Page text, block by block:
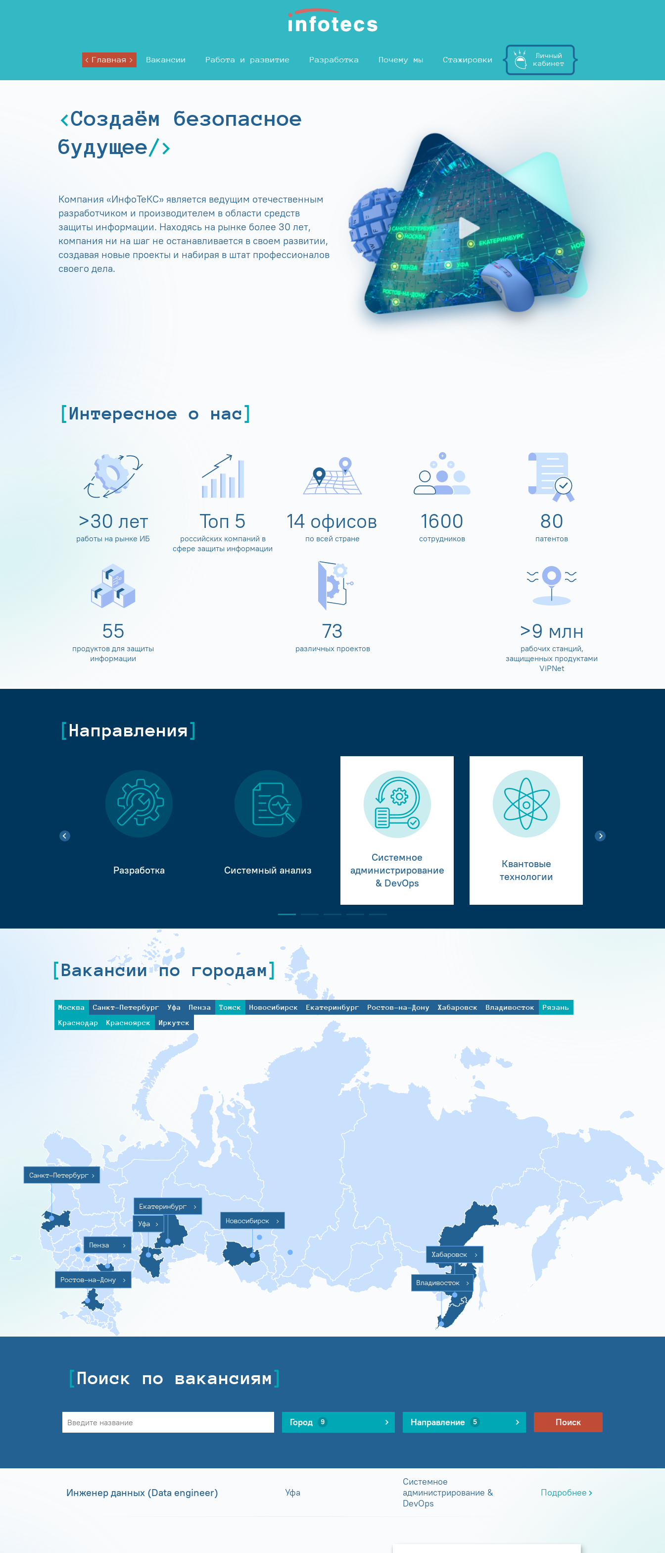
Главная Вакансии Работа и развитие Разработка Почему мы Стажировки
Личный
кабинет
Создаём безопасное
будущее
Компания «ИнфоТеКС» является ведущим отечественным
разработчиком и производителем в области средств
защиты информации. Находясь на рынке более 30 лет,
компания ни на шаг не останавливается в своем развитии,
создавая новые проекты и набирая в штат профессионалов
своего дела.
Интересное о нас
>30 лет
работы на рынке ИБ
Топ 5
российских компаний в
сфере защиты информации
14 офисов
по всей стране
1600
сотрудников
80
патентов
60
продуктов для защиты
информации
80
различных проектов
>10 млн
рабочих станций,
защищенных продуктами
ViPNet
Направления
Разработка Системный анализ
Системное
администрирование
& DevOps
Квантовые
технологии
Вакансии по городам
Москва Санкт-Петербург Уфа Пенза Томск Новосибирск Екатеринбург Ростов-на-Дону Хабаровск Владивосток
Рязань
Краснодар
Красноярск Иркутск
Санкт-Петербург >
Ростов-на-Дону >
Пенза >
Уфа >
Екатеринбург
>
Новосибирск
>
Хабаровск >
Владивосток >
Поиск по вакансиям
Город 9 Направление 5 Поиск
Инженер данных (Data engineer) Уфа
Системное
администрирование &
DevOps
Подробнее